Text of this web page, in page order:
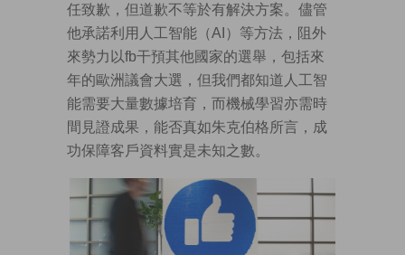
任致歉，但道歉不等於有解決方案。儘管
他承諾利用人工智能（AI）等方法，阻外
來勢力以fb干預其他國家的選舉，包括來
年的歐洲議會大選，但我們都知道人工智
能需要大量數據培育，而機械學習亦需時
間見證成果，能否真如朱克伯格所言，成
功保障客戶資料實是未知之數。